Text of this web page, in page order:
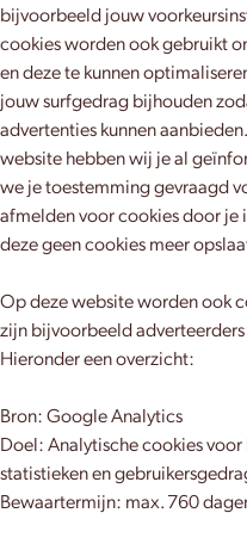
bijvoorbeeld jouw
cookies worden ook gebruikt
en deze te kunnen
jouw surfgedrag bijhouden
advertenties kunnen
website hebben wij je al
we je toestemming gevraagd
afmelden voor cookies door je
deze geen cookies meer
Op deze website worden ook
zijn bijvoorbeeld
Hieronder een overzicht:
Bron: Google Analytics
Doel: Analytische cookies
statistieken en
Bewaartermijn: max. 760